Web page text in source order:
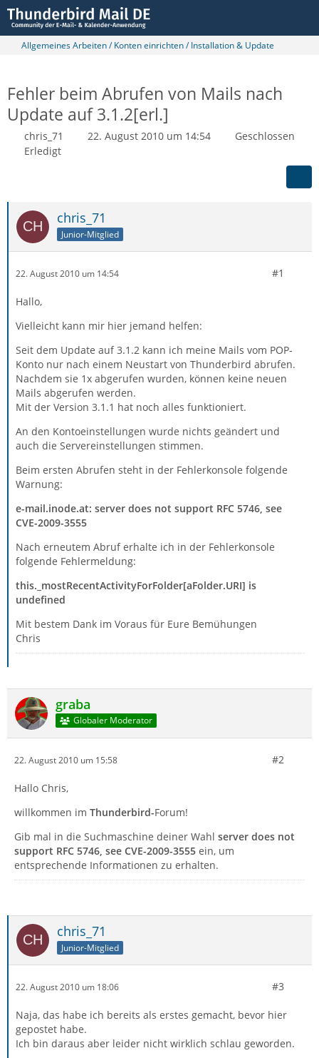
Allgemeines Arbeiten / Konten einrichten / Installation & Update
Fehler beim Abrufen von Mails nach
Update auf 3.1.2[erl.]
chris_71 22. August 2010 um 14:54
Geschlossen
Erledigt
chris_71
Junior-Mitglied
22. August 2010 um 14:54 #1
Hallo,
Vielleicht kann mir hier jemand helfen:
Seit dem Update auf 3.1.2 kann ich meine Mails vom POP-
Konto nur nach einem Neustart von Thunderbird abrufen.
Nachdem sie 1x abgerufen wurden, können keine neuen
Mails abgerufen werden.
Mit der Version 3.1.1 hat noch alles funktioniert.
An den Kontoeinstellungen wurde nichts geändert und
auch die Servereinstellungen stimmen.
Beim ersten Abrufen steht in der Fehlerkonsole folgende
Warnung:
e-mail.inode.at: server does not support RFC 5746, see
CVE-2009-3555
Nach erneutem Abruf erhalte ich in der Fehlerkonsole
folgende Fehlermeldung:
this._mostRecentActivityForFolder[aFolder.URI] is
undefined
Mit bestem Dank im Voraus für Eure Bemühungen
Chris
graba
Globaler Moderator
22. August 2010 um 15:58 #2
Hallo Chris,
willkommen im Thunderbird-Forum!
Gib mal in die Suchmaschine deiner Wahl server does not
support RFC 5746, see CVE-2009-3555 ein, um
entsprechende Informationen zu erhalten.
chris_71
Junior-Mitglied
22. August 2010 um 18:06 #3
Naja, das habe ich bereits als erstes gemacht, bevor hier
gepostet habe.
Ich bin daraus aber leider nicht wirklich schlau geworden.